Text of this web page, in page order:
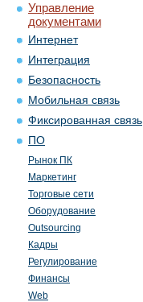
Управление
документами
Интернет
Интеграция
Безопасность
Мобильная связь
Фиксированная связь
ПО
Рынок ПК
Маркетинг
Торговые сети
Оборудование
Outsourcing
Кадры
Регулирование
Финансы
Web